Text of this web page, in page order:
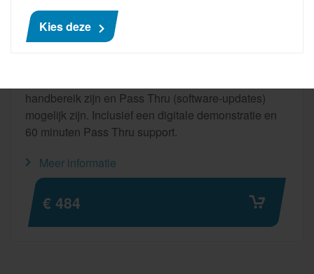
Kies deze
Pass Thru Pro Peugeot - Citroën - Opel
AutoNiveau maakt een bedrijfsaccount aan bij
handbereik zijn en Pass Thru (software-updates)
mogelijk zijn. Inclusief een digitale demonstratie en
60 minuten Pass Thru support.
Meer informatie
€ 484